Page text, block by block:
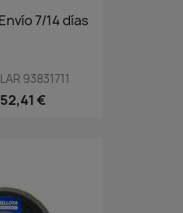
7/14 días
93831711
52,41 €